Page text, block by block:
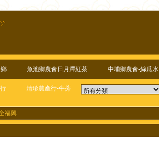
魚池鄉農會日月潭紅茶 中埔鄉農會-絲瓜水
清珍農產行-牛蒡
福興